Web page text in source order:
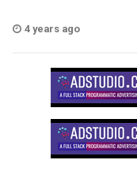
4 years ago